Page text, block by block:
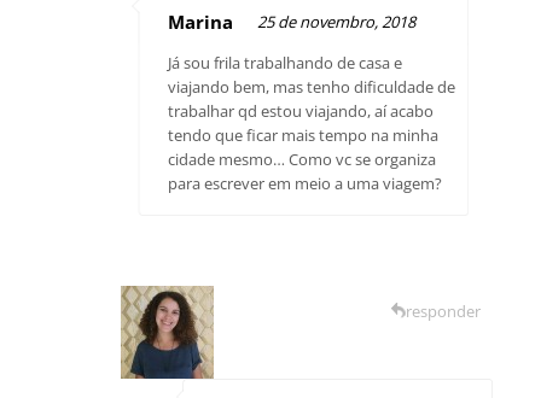
Marina
25 de novembro, 2018
Já sou frila trabalhando de casa e
viajando bem, mas tenho dificuldade de
trabalhar qd estou viajando, aí acabo
tendo que ficar mais tempo na minha
cidade mesmo… Como vc se organiza
para escrever em meio a uma viagem?
responder